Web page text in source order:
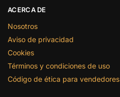
ACERCA DE
Nosotros
Aviso de privacidad
Cookies
Términos y condiciones de uso
Código de ética para vendedores